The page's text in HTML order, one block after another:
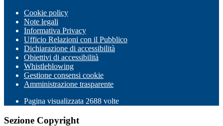
Cookie policy
Note legali
Informativa Privacy
Ufficio Relazioni con il Pubblico
Dichiarazione di accessibilità
Obiettivi di accessibilità
Whistleblowing
Gestione consensi cookie
Amministrazione trasparente
Pagina visualizzata 2688 volte
Sezione Copyright